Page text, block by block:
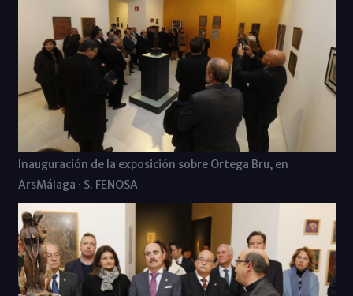
Inauguración de la exposición sobre Ortega Bru, en
ArsMálaga · S. FENOSA